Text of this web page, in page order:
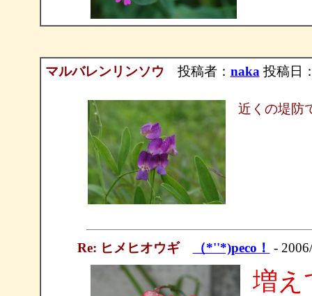
マルバレンリンソウ 投稿者： naka投稿日
近くの堤防
Re: ヒメヒオウギ （*''*)peco！ -
増え